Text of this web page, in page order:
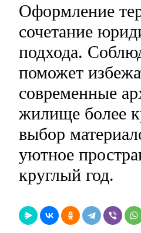
Оформление
сочетание
подхода.
поможет
современные
жилище более
выбор
уютное
круглый год.